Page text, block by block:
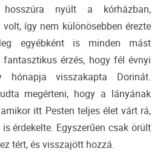
nyúlt a kórházban,
így nem különösebben érezte
egyébként is minden mást
érzés, hogy fél évnyi
hónapja visszakapta Dorinát.
megérteni, hogy a lányának
itt Pesten teljes élet várt rá,
érdekelte. Egyszerűen csak örült
tért, és visszajött hozzá.